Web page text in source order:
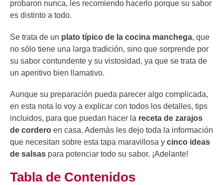
probaron nunca, les recomiendo hacerlo porque su sabor
es distinto a todo.
Se trata de un plato típico de la cocina manchega, que
no sólo tiene una larga tradición, sino que sorprende por
su sabor contundente y su vistosidad, ya que se trata de
un aperitivo bien llamativo.
Aunque su preparación pueda parecer algo complicada,
en esta nota lo voy a explicar con todos los detalles, tips
incluidos, para que puedan hacer la receta de zarajos
de cordero en casa. Además les dejo toda la información
que necesitan sobre esta tapa maravillosa y cinco ideas
de salsas para potenciar todo su sabor. ¡Adelante!
Tabla de Contenidos